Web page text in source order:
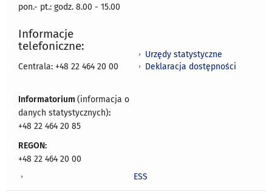
pon.- pt.: godz. 8.00 - 15.00
Informacje
telefoniczne:
Centrala: +48 22 464 20 00
Informatorium (informacja o
danych statystycznych):
+48 22 464 20 85
REGON:
+48 22 464 20 00
Urzędy statystyczne
Deklaracja dostępności
ESS